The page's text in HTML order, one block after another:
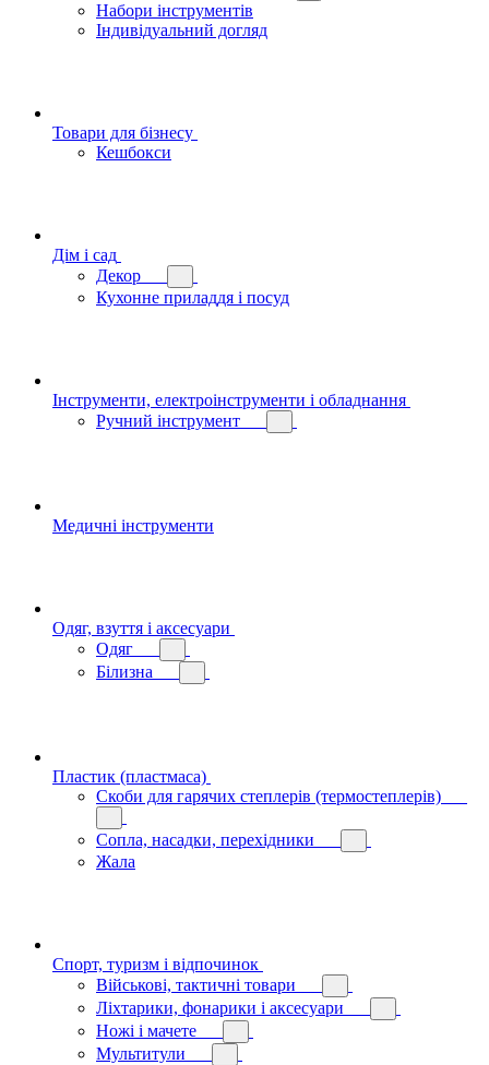
Набори інструментів
Індивідуальний догляд
Товари для бізнесу
Кешбокси
Дім і сад
Декор
Кухонне приладдя і посуд
Інструменти, електроінструменти і обладнання
Ручний інструмент
Медичні інструменти
Одяг, взуття і аксесуари
Одяг
Білизна
Пластик (пластмаса)
Скоби для гарячих степлерів (термостеплерів)
Сопла, насадки, перехідники
Жала
Спорт, туризм і відпочинок
Військові, тактичні товари
Ліхтарики, фонарики і аксесуари
Ножі і мачете
Мультитули